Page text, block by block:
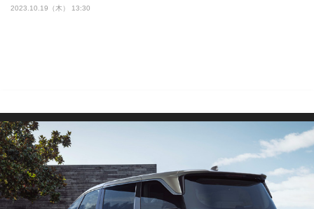
2023.10.19（木） 13:30